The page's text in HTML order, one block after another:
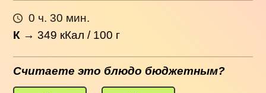
0 ч. 30 мин.
К →349 кКал / 100 г
Считаете это блюдо бюджетным?